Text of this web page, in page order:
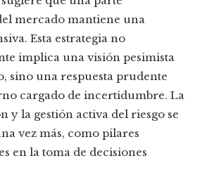
mercado mantiene una
Esta estrategia no
implica una visión pesimista
sino una respuesta prudente
cargado de incertidumbre. La
y la gestión activa del riesgo se
vez más, como pilares
en la toma de decisiones